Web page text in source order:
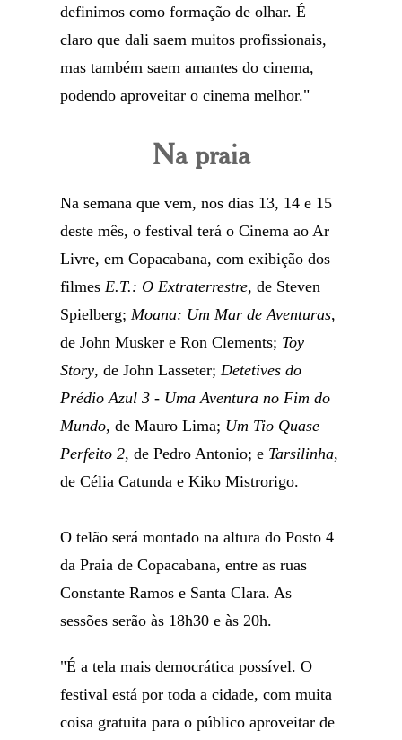
definimos como formação de olhar. É
claro que dali saem muitos profissionais,
mas também saem amantes do cinema,
podendo aproveitar o cinema melhor."
Na praia
Na semana que vem, nos dias 13, 14 e 15
deste mês, o festival terá o Cinema ao Ar
Livre, em Copacabana, com exibição dos
filmes E.T.: O Extraterrestre, de Steven
Spielberg;Moana: Um Mar de Aventuras,
de John Musker e Ron Clements; Toy
Story, de John Lasseter;Detetives do
Prédio Azul 3 - Uma Aventura no Fim do
Mundo, de Mauro Lima; Um Tio Quase
Perfeito 2, de Pedro Antonio; e Tarsilinha,
de Célia Catunda e Kiko Mistrorigo.
O telão será montado na altura do Posto 4
da Praia de Copacabana, entre as ruas
Constante Ramos e Santa Clara. As
sessões serão às 18h30 e às 20h.
"É a tela mais democrática possível. O
festival está por toda a cidade, com muita
coisa gratuita para o público aproveitar de